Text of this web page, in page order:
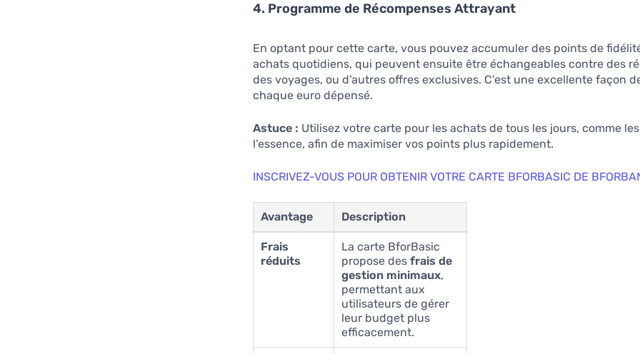
4. Programme de Récompenses Attrayant
En optant pour cette carte, vous pouvez accumuler des points de
achats quotidiens, qui peuvent ensuite être échangeables contre des
des voyages, ou d’autres offres exclusives. C’est une excellente façon
chaque euro dépensé.
Astuce : Utilisez votre carte pour les achats de tous les jours, comme
l’essence, afin de maximiser vos points plus rapidement.
INSCRIVEZ-VOUS POUR OBTENIR VOTRE CARTE BFORBASIC DE
Avantage Description
Frais
réduits
La carte BforBasic
propose desfrais de
gestion minimaux,
permettant aux
utilisateurs de gérer
leur budget plus
efficacement.